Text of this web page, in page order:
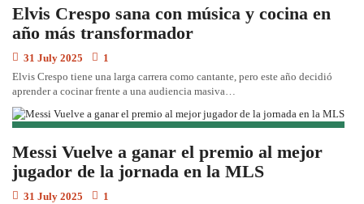
Elvis Crespo sana con música y cocina en
año más transformador
31 July 2025
1
Elvis Crespo tiene una larga carrera como cantante, pero este año decidió
aprender a cocinar frente a una audiencia masiva…
Messi Vuelve a ganar el premio al mejor
jugador de la jornada en la MLS
31 July 2025
1